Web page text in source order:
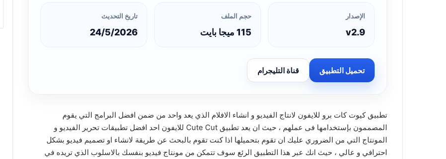
الإصدار
v2.9
حجم الملف
115 ميجا بايت
تاريخ التحديث
24/5/2026
تحميل التطبيق قناة التليجرام
تطبيق كيوت كات برو للايفون لانتاج الفيديو و انشاء الافلام الذي يعد واحد من ضمن افضل البرامج التي يقوم
المصممون بإستخدامها فى عملهم ، حيث ان يعد تطبيق Cute Cut للايفون احد افضل تطبيقات تحرير الفيديو و
المونتاج التي من الضروري عليك ان تقوم بتحميلها اذا كنت تقوم بالبحث عن طريقة لانشاء او تصميم فيديو بشكل
احترافي و عالي ، حيث انك عبر هذا التطبيق الرئع سوف تتمكن من مونتاج فيديو بنفسك بالاسلوب الذي تريده في